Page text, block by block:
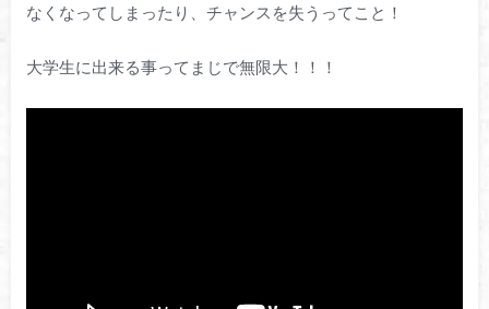
なくなってしまったり、チャンスを失うってこと！
大学生に出来る事ってまじで無限大！！！